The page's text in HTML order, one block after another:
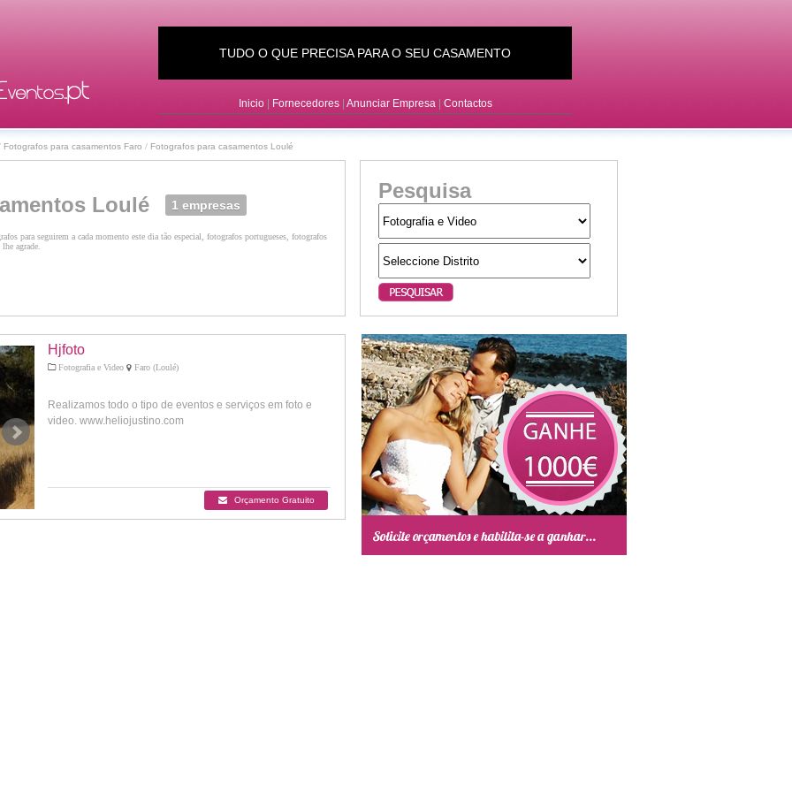
Inicio| Fornecedores| Anunciar Empresa| Contactos
TUDO O QUE PRECISA PARA O SEU CASAMENTO
Fotografos para casamentos Faro / Fotografos para casamentos Loulé
Loulé 1 empresas
para seguirem a cada momento este dia tão especial, fotografos portugueses, fotografos
agrade.
Pesquisa
Hjfoto
Fotografia e Video Faro (Loulé)
Realizamos todo o tipo de eventos e serviços em foto e
video. www.heliojustino.com
Orçamento Gratuito